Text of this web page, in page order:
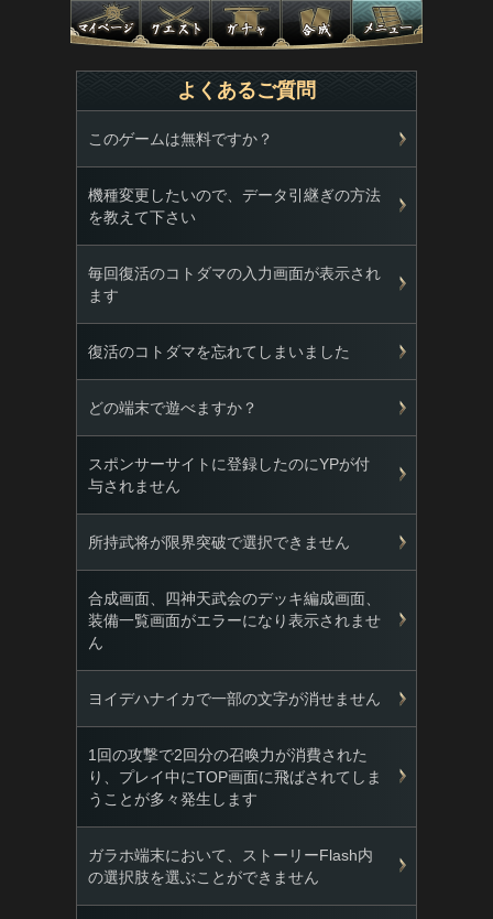
よくあるご質問
このゲームは無料ですか？
機種変更したいので、データ引継ぎの方法
を教えて下さい
毎回復活のコトダマの入力画面が表示され
ます
復活のコトダマを忘れてしまいました
どの端末で遊べますか？
スポンサーサイトに登録したのにYPが付
与されません
所持武将が限界突破で選択できません
合成画面、四神天武会のデッキ編成画面、
装備一覧画面がエラーになり表示されませ
ん
ヨイデハナイカで一部の文字が消せません
1回の攻撃で2回分の召喚力が消費された
り、プレイ中にTOP画面に飛ばされてしま
うことが多々発生します
ガラホ端末において、ストーリーFlash内
の選択肢を選ぶことができません